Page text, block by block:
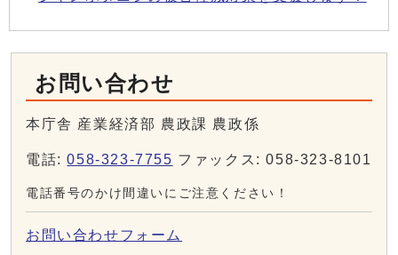
お問い合わせ
本庁舎 産業経済部 農政課 農政係
電話:058-323-7755 ファックス: 058-323-8101
電話番号のかけ間違いにご注意ください！
お問い合わせフォーム